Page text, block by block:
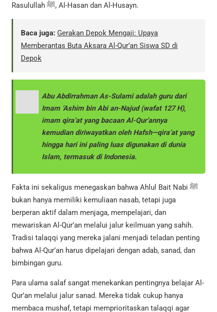
Rasulullah ﷺ, Al-Hasan dan Al-Husayn.
Baca juga: Gerakan Depok Mengaji: Upaya
Memberantas Buta Aksara Al-Qur’an Siswa SD di
Depok
Abu Abdirrahman As-Sulami adalah guru dari
Imam ‘Ashim bin Abi an-Najud (wafat 127 H),
imam qira’at yang bacaan Al-Qur’annya
kemudian diriwayatkan oleh Hafsh—qira’at yang
hingga hari ini paling luas digunakan di dunia
Islam, termasuk di Indonesia.
Fakta ini sekaligus menegaskan bahwa Ahlul Bait Nabi ﷺ
bukan hanya memiliki kemuliaan nasab, tetapi juga
berperan aktif dalam menjaga, mempelajari, dan
mewariskan Al-Qur’an melalui jalur keilmuan yang sahih.
Tradisi talaqqi yang mereka jalani menjadi teladan penting
bahwa Al-Qur’an harus dipelajari dengan adab, sanad, dan
bimbingan guru.
Para ulama salaf sangat menekankan pentingnya belajar Al-
Qur’an melalui jalur sanad. Mereka tidak cukup hanya
membaca mushaf, tetapi memprioritaskan talaqqi agar